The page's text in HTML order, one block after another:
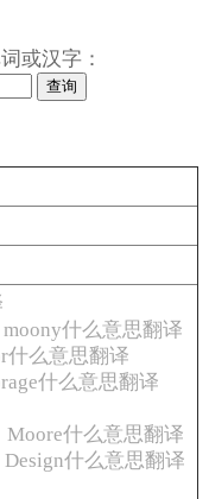
或汉字：
moony什么意思翻译
什么意思翻译
什么意思翻译
Moore什么意思翻译
什么意思翻译